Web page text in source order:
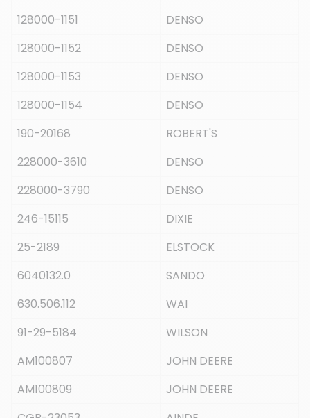
128000-1151
DENSO
128000-1152
DENSO
128000-1153
DENSO
128000-1154
DENSO
190-20168
ROBERT'S
228000-3610
DENSO
228000-3790
DENSO
246-15115
DIXIE
25-2189
ELSTOCK
6040132.0
SANDO
630.506.112
WAI
91-29-5184
WILSON
AM100807
JOHN DEERE
AM100809
JOHN DEERE